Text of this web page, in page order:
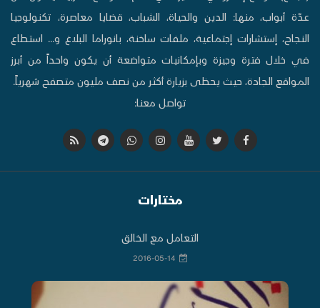
عدّة أبواب، منها: الدين والحياة، الشباب، قضايا معاصرة، تكنولوجيا
النجاح، إستشارات إجتماعية، ملفات ساخنة، بانوراما البلاغ و... استطاع
في خلال فترة وجيزة وبإمكانيات متواضعة أن يكون واحداً من أبرز
المواقع الجادة، حيث يحظى بزيارة أكثر من نصف مليون متصفح شهرياً.
تواصل معنا:
مختارات
التعامل مع الخالق
2016-05-14